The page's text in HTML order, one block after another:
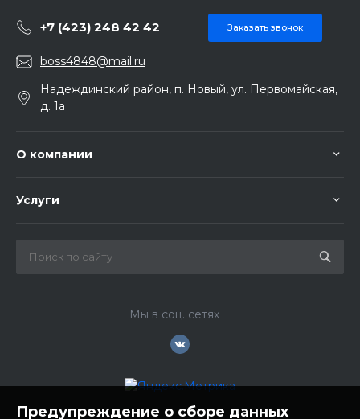
+7 (423) 248 42 42 Заказать звонок
boss4848@mail.ru
Надеждинский район, п. Новый, ул. Первомайская,
д. 1а
О компании
Услуги
Мы в соц. сетях
Предупреждение о сборе данных